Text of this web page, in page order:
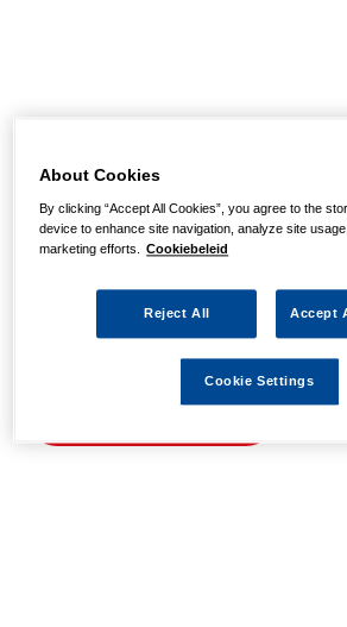
pagina niet
vinden
Wellicht zit er een spel- of typfout in
actie waarnaar u zocht al verlopen.
About Cookies
By clicking “Accept All Cookies”, you agree to the
device to enhance site navigation, analyze site
marketing efforts. Cookiebeleid
Reject All Accept
Cookie Settings